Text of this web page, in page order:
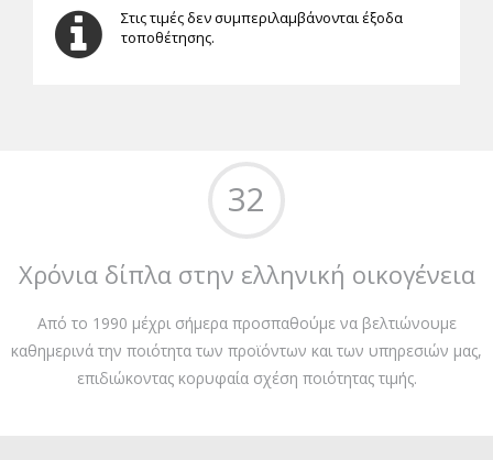
Στις τιμές δεν συμπεριλαμβάνονται έξοδα
τοποθέτησης.
32
Χρόνια δίπλα στην ελληνική οικογένεια
Από το 1990 μέχρι σήμερα προσπαθούμε να βελτιώνουμε
καθημερινά την ποιότητα των προϊόντων και των υπηρεσιών μας,
επιδιώκοντας κορυφαία σχέση ποιότητας τιμής.